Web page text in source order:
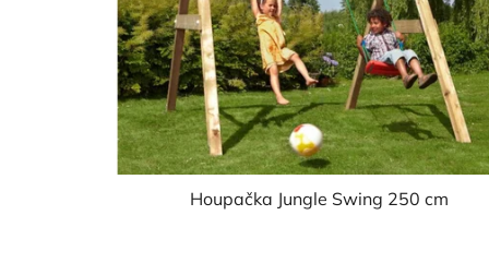
Houpačka Jungle Swing 250 cm